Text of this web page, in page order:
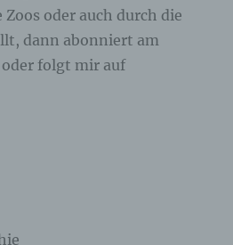
oder auch durch die
dann abonniert am
oder folgt mir auf
Person durch einen
Inhalte postet. Die
Daten
Interesse des für die
damit sich dieser
erfolgt keine Weitergabe
Daten an
ist oder der